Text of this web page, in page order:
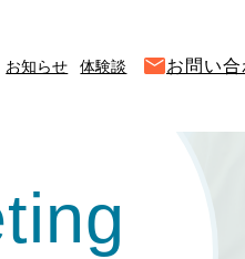
お知らせ 体験談 お問い